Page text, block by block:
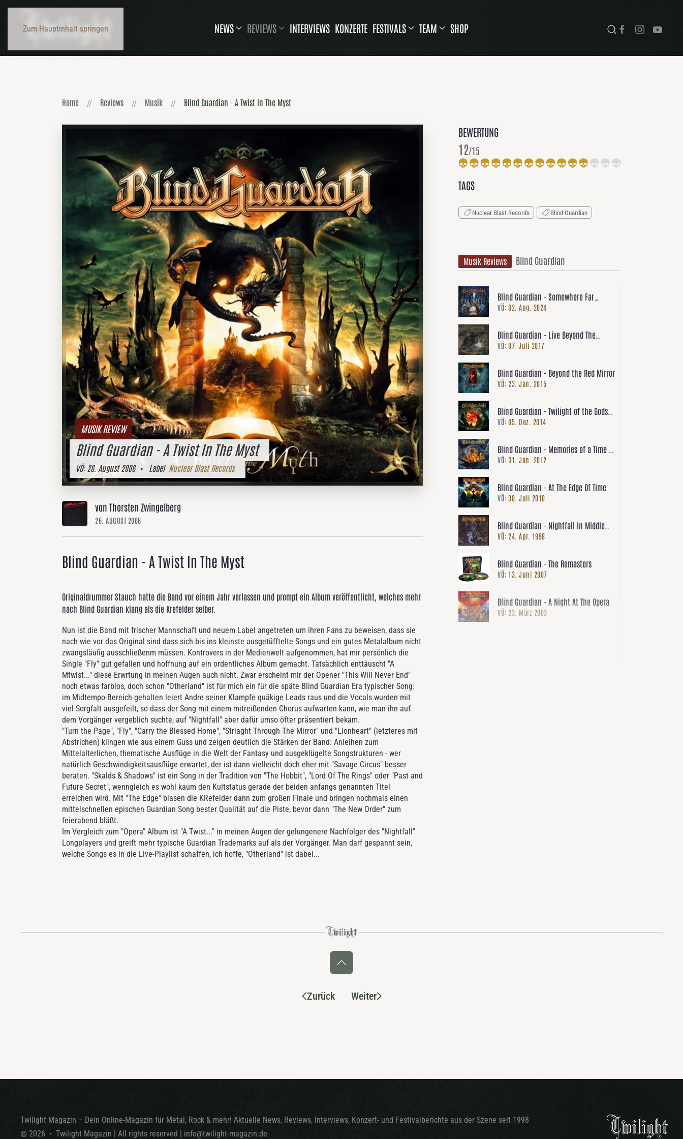
Zum Hauptinhalt springen NEWS REVIEWS INTERVIEWS KONZERTE FESTIVALS TEAM SHOP
Home Reviews Musik Blind Guardian - A Twist In The Myst
MUSIK REVIEW
Blind Guardian - A Twist In The Myst
VÖ:26. August 2006• Label Nuclear Blast Records
von Thorsten Zwingelberg
26. AUGUST 2006
Blind Guardian - A Twist In The Myst
Originaldrummer Stauch hatte die Band vor einem Jahr verlassen und prompt ein Album veröffentlicht, welches mehr
nach Blind Guardian klang als die Krefelder selber.
Nun ist die Band mit frischer Mannschaft und neuem Label angetreten um ihren Fans zu beweisen, dass sie
nach wie vor das Original sind dass sich bis ins kleinste ausgetüfftelte Songs und ein gutes Metalalbum nicht
zwangsläufig ausschließenm müssen. Kontrovers in der Medienwelt aufgenommen, hat mir persönlich die
Single "Fly" gut gefallen und hoffnung auf ein ordentliches Album gemacht. Tatsächlich enttäuscht "A
Mtwist..." diese Erwrtung in meinen Augen auch nicht. Zwar erscheint mir der Opener "This Will Never End"
noch etwas farblos, doch schon "Otherland" ist für mich ein für die späte Blind Guardian Era typischer Song:
im Midtempo-Bereich gehalten leiert Andre seiner Klampfe quäkige Leads raus und die Vocals wurden mit
viel Sorgfalt ausgefeilt, so dass der Song mit einem mitreißenden Chorus aufwarten kann, wie man ihn auf
dem Vorgänger vergeblich suchte, auf "Nightfall" aber dafür umso öfter präsentiert bekam.
"Turn the Page", "Fly", "Carry the Blessed Home", "Striaght Through The Mirror" und "Lionheart" (letzteres mit
Abstrichen) klingen wie aus einem Guss und zeigen deutlich die Stärken der Band: Anleihen zum
Mittelalterlichen, thematische Ausflüge in die Welt der Fantasy und ausgeklügelte Songstrukturen - wer
natürlich Geschwindigkeitsausflüge erwartet, der ist dann vielleicht doch eher mit "Savage Circus" besser
beraten. "Skalds & Shadows" ist ein Song in der Tradition von "The Hobbit", "Lord Of The Rings" oder "Past and
Future Secret", wenngleich es wohl kaum den Kultstatus gerade der beiden anfangs genannten Titel
erreichen wird. Mit "The Edge" blasen die KRefelder dann zum großen Finale und bringen nochmals einen
mittelschnellen epischen Guardian Song bester Qualität auf die Piste, bevor dann "The New Order" zum
feierabend bläßt.
Im Vergleich zum "Opera" Album ist "A Twist..." in meinen Augen der gelungenere Nachfolger des "Nightfall"
Longplayers und greift mehr typische Guardian Trademarks auf als der Vorgänger. Man darf gespannt sein,
welche Songs es in die Live-Playlist schaffen, ich hoffe, "Otherland" ist dabei...
BEWERTUNG
12/15
TAGS
Nuclear Blast Records Blind Guardian
Musik Reviews Blind Guardian
Blind Guardian - Somewhere Far
Beyond (Revisited)
VÖ: 02. Aug. 2024
Blind Guardian - Live Beyond The
Spheres
VÖ: 07. Juli 2017
Blind Guardian - Beyond the Red Mirror
VÖ: 23. Jan. 2015
Blind Guardian - Twilight of the Gods
(Single)
VÖ: 05. Dez. 2014
Blind Guardian - Memories of a Time To
Come
VÖ: 31. Jan. 2012
Blind Guardian - At The Edge Of Time
VÖ: 30. Juli 2010
Blind Guardian - Nightfall in Middle
Earth
VÖ: 24. Apr. 1998
Blind Guardian - The Remasters
VÖ: 13. Juni 2007
Blind Guardian - A Night At The Opera
VÖ: 23. März 2003
Zurück Weiter
Twilight Magazin – Dein Online-Magazin für Metal, Rock & mehr! Aktuelle News, Reviews, Interviews, Konzert- und Festivalberichte aus der Szene seit 1998
© 2026 • Twilight Magazin | All rights reserved | info@twilight-magazin.de